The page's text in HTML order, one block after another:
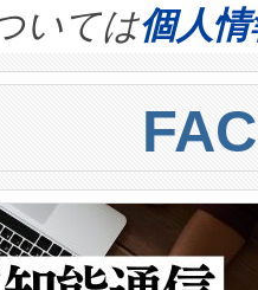
for AI
battery
、ai&のAI
、試運転、
ータを監視
ードでは、
でき、これ
メートルに
のターゲッ
知距離は
キロメート
いては個人